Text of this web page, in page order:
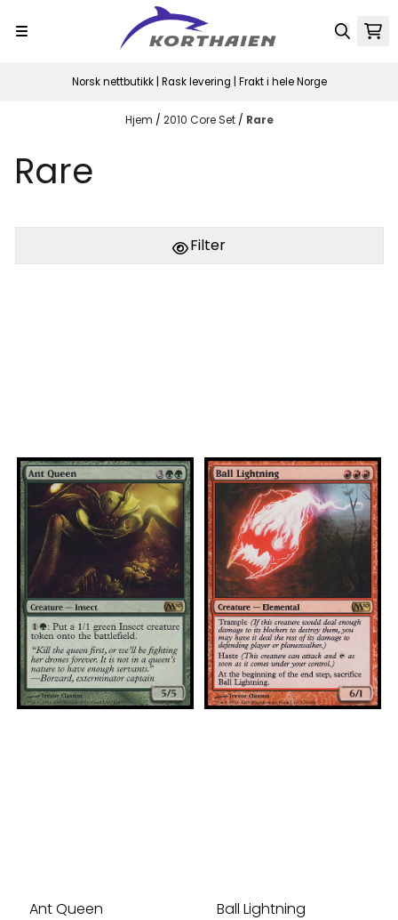
Norsk nettbutikk | Rask levering | Frakt i hele Norge
Hjem / 2010 Core Set / Rare
Rare
Filter
Ant Queen Ball Lightning